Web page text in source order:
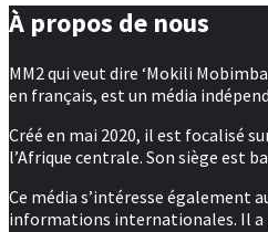
À propos de nous
MM2 qui veut dire ‘Mokili
en français, est un média
Créé en mai 2020, il est focalisé
l’Afrique centrale. Son siège est
Ce média s’intéresse également
informations internationales. Il a